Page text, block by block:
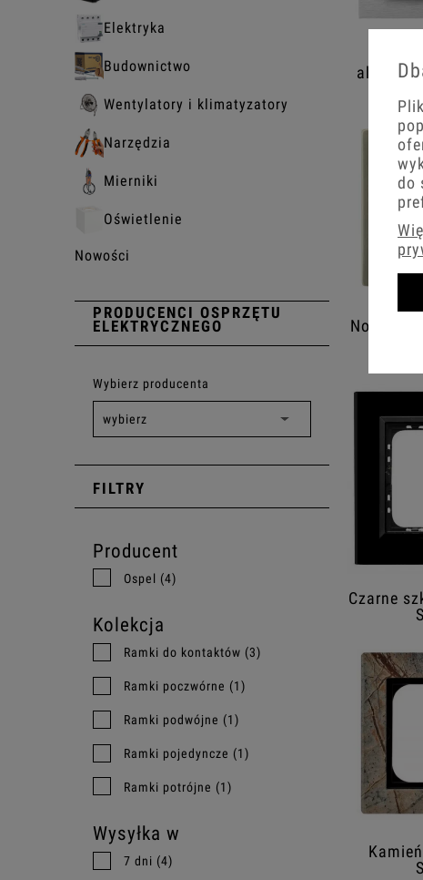
Elektryka
Budownictwo
Wentylatory i klimatyzatory
Narzędzia
Mierniki
Oświetlenie
Nowości
PRODUCENCI OSPRZĘTU
ELEKTRYCZNEGO
Wybierz producenta
FILTRY
Producent
Ospel (4)
Kolekcja
Ramki do kontaktów (3)
Ramki poczwórne (1)
Ramki podwójne (1)
Ramki pojedyncze (1)
Ramki potrójne (1)
Wysyłka w
7 dni (4)
Nowe
Czarne
do